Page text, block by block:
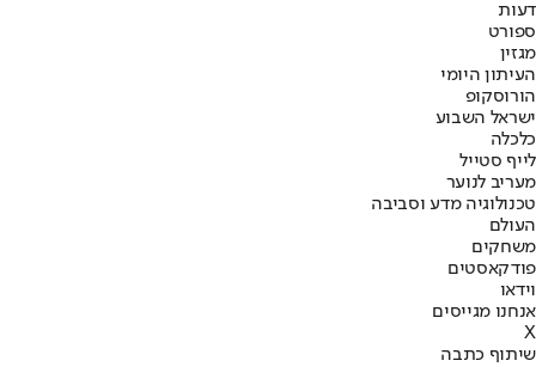
דעות
ספורט
מגזין
העיתון היומי
הורוסקופ
ישראל השבוע
כלכלה
לייף סטייל
מעריב לנוער
טכנולוגיה מדע וסביבה
העולם
משחקים
פודקאסטים
וידאו
אנחנו מגייסים
X
שיתוף כתבה